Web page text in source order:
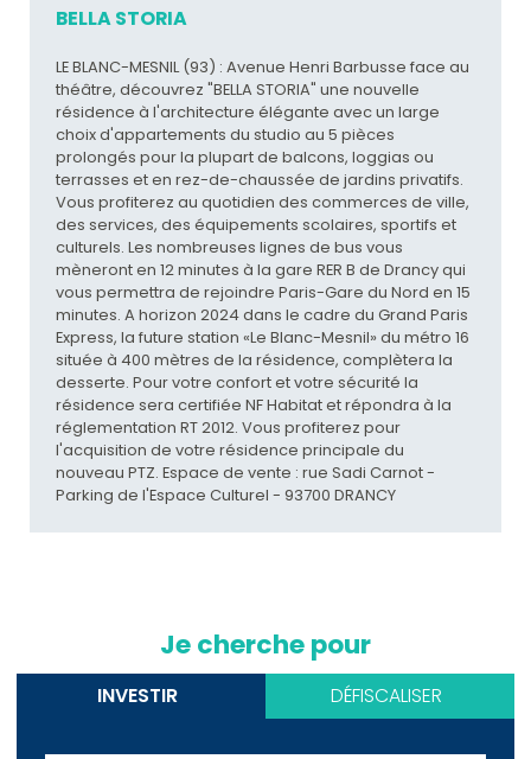
BELLA STORIA
LE BLANC-MESNIL (93) : Avenue Henri Barbusse face au
théâtre, découvrez "BELLA STORIA" une nouvelle
résidence à l'architecture élégante avec un large
choix d'appartements du studio au 5 pièces
prolongés pour la plupart de balcons, loggias ou
terrasses et en rez-de-chaussée de jardins privatifs.
Vous profiterez au quotidien des commerces de ville,
des services, des équipements scolaires, sportifs et
culturels. Les nombreuses lignes de bus vous
mèneront en 12 minutes à la gare RER B de Drancy qui
vous permettra de rejoindre Paris-Gare du Nord en 15
minutes. A horizon 2024 dans le cadre du Grand Paris
Express, la future station «Le Blanc-Mesnil» du métro 16
située à 400 mètres de la résidence, complètera la
desserte. Pour votre confort et votre sécurité la
résidence sera certifiée NF Habitat et répondra à la
réglementation RT 2012. Vous profiterez pour
l'acquisition de votre résidence principale du
nouveau PTZ. Espace de vente : rue Sadi Carnot -
Parking de l'Espace Culturel - 93700 DRANCY
Je cherche pour
INVESTIR DÉFISCALISER